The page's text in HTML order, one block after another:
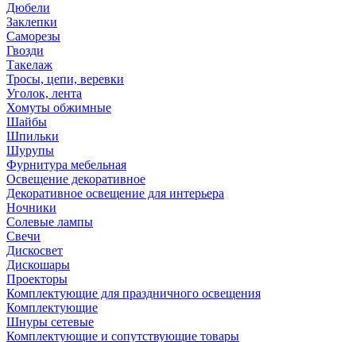
Дюбели
Заклепки
Саморезы
Гвозди
Такелаж
Тросы, цепи, веревки
Уголок, лента
Хомуты обжимные
Шайбы
Шпильки
Шурупы
Фурнитура мебельная
Освещение декоративное
Декоративное освещение для интерьера
Ночники
Солевые лампы
Свечи
Дискосвет
Дискошары
Проекторы
Комплектующие для праздничного освещения
Комплектующие
Шнуры сетевые
Комплектующие и сопутствующие товары